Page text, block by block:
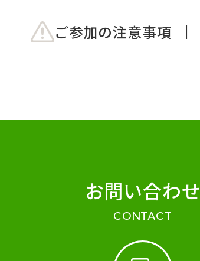
ご参加の注意事項
お問い合わせ
CONTACT